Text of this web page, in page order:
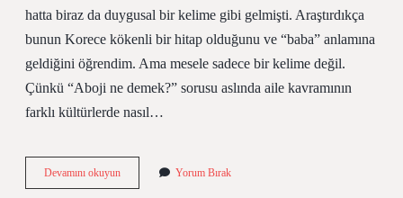
hatta biraz da duygusal bir kelime gibi gelmişti. Araştırdıkça
bunun Korece kökenli bir hitap olduğunu ve “baba” anlamına
geldiğini öğrendim. Ama mesele sadece bir kelime değil.
Çünkü “Aboji ne demek?” sorusu aslında aile kavramının
farklı kültürlerde nasıl…
Devamını okuyunKore
nedir
Yorum Bırak